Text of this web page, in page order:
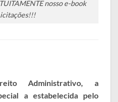
nosso e-book
Administrativo, a
a estabelecida pelo